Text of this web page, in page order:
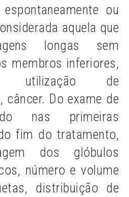
ou
aquela que
longas sem
membros inferiores,
utilização de
câncer. Do exame de
nas primeiras
fim do tratamento,
dos glóbulos
número e volume
distribuição de